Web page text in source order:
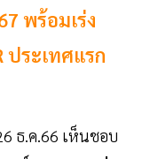
พร้อมเร่ง
ประเทศแรก
ธ.ค.66 เห็นชอบ